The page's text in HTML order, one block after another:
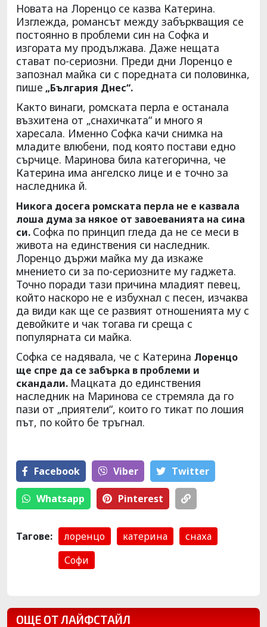
Новата на Лоренцо се казва Катерина.
Изглежда, романсът между забъркващия се
постоянно в проблеми син на Софка и
изгората му продължава. Даже нещата
стават по-сериозни. Преди дни Лоренцо е
запознал майка си с поредната си половинка,
пише „България Днес“.
Както винаги, ромската перла е останала
възхитена от „снахичката“ и много я
харесала. Именно Софка качи снимка на
младите влюбени, под която постави едно
сърчице. Маринова била категорична, че
Катерина има ангелско лице и е точно за
наследника й.
Никога досега ромската перла не е казвала
лоша дума за някое от завоеванията на сина
си. Софка по принцип гледа да не се меси в
живота на единствения си наследник.
Лоренцо държи майка му да изкаже
мнението си за по-сериозните му гаджета.
Точно поради тази причина младият певец,
който наскоро не е избухнал с песен, изчаква
да види как ще се развият отношенията му с
девойките и чак тогава ги среща с
популярната си майка.
Софка се надявала, че с Катерина Лоренцо
ще спре да се забърка в проблеми и
скандали. Мацката до единствения
наследник на Маринова се стремяла да го
пази от „приятели“, които го тикат по лошия
път, по който бе тръгнал.
Facebook Viber Тwitter
Whatsapp Pinterest
Тагове: лоренцо катерина
снаха
Софи
ОЩЕ ОТ ЛАЙФСТАЙЛ